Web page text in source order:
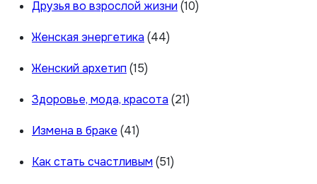
Друзья во взрослой жизни (10)
Женская энергетика (44)
Женский архетип (15)
Здоровье, мода, красота (21)
Измена в браке (41)
Как стать счастливым (51)